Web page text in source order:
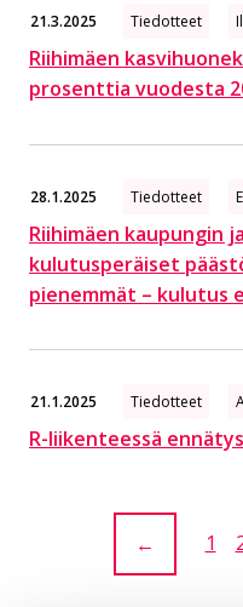
21.3.2025 Tiedotteet
Riihimäen
prosenttia vuodesta
28.1.2025 Tiedotteet
Riihimäen kaupungin
kulutusperäiset
pienemmät – kulutus
21.1.2025 Tiedotteet
R-liikenteessä
← 1